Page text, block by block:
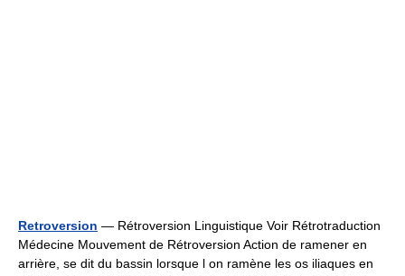
Retroversion — Rétroversion Linguistique Voir Rétrotraduction
Médecine Mouvement de Rétroversion Action de ramener en
arrière, se dit du bassin lorsque l on ramène les os iliaques en